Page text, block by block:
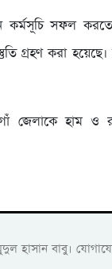
সফল করতে
গ্রহণ করা
জেলাকে হাম
হাসান বাবু।